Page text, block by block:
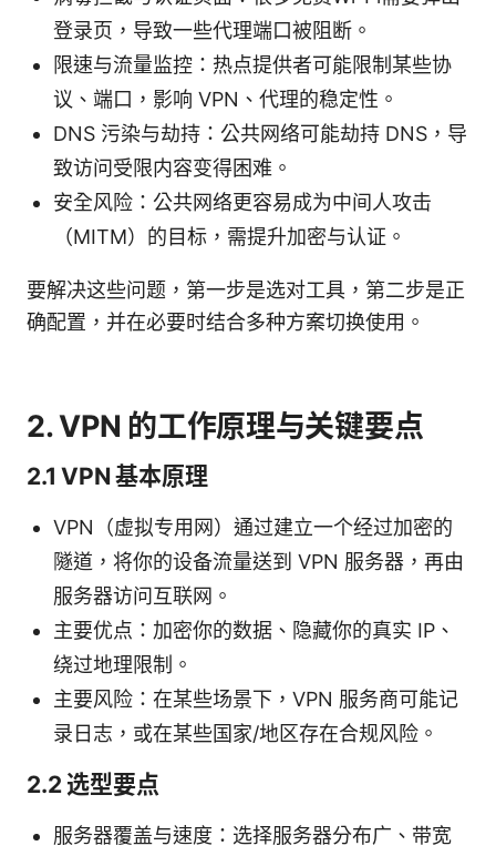
登录页，导致一些代理端口被阻断。
限速与流量监控：热点提供者可能限制某些协
议、端口，影响 VPN、代理的稳定性。
DNS 污染与劫持：公共网络可能劫持 DNS，导
致访问受限内容变得困难。
安全风险：公共网络更容易成为中间人攻击
（MITM）的目标，需提升加密与认证。
要解决这些问题，第一步是选对工具，第二步是正
确配置，并在必要时结合多种方案切换使用。
2. VPN 的工作原理与关键要点
2.1 VPN 基本原理
VPN（虚拟专用网）通过建立一个经过加密的
隧道，将你的设备流量送到 VPN 服务器，再由
服务器访问互联网。
主要优点：加密你的数据、隐藏你的真实 IP、
绕过地理限制。
主要风险：在某些场景下，VPN 服务商可能记
录日志，或在某些国家/地区存在合规风险。
2.2 选型要点
服务器覆盖与速度：选择服务器分布广、带宽